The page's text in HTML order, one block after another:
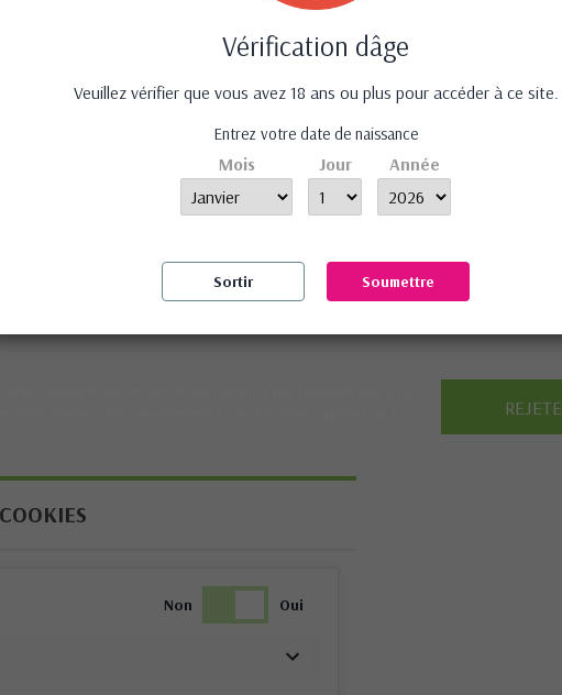
Informations Nos produits
Promotions
Nouveautés
Meilleures ventes
Nos marques
Notre
Vérification dâge
Veuillez vérifier que vous avez 18 ans ou plus pour accéder à ce site.
Entrez votre date de naissance
Mois Jour Année
Sortir Soumettre
Non Oui